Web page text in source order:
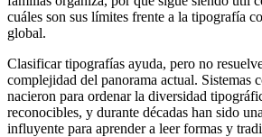
cuáles son sus límites frente a la tipografía
global.
Clasificar tipografías ayuda, pero no
complejidad del panorama actual. Sistemas
nacieron para ordenar la diversidad
reconocibles, y durante décadas han sido
influyente para aprender a leer formas y